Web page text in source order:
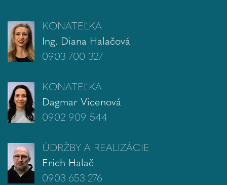
KONATEĽKA
Ing. Diana Halačová
0903 700 327
KONATEĽKA
Dagmar Vicenová
0902 909 544
ÚDRŽBY A REALIZÁCIE
Erich Halač
0903 653 276